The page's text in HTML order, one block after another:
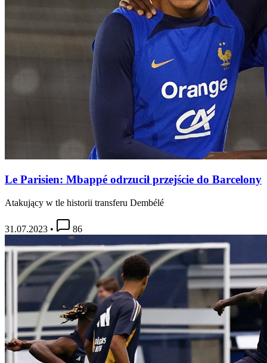
Le Parisien: Mbappé odrzucił przejście do Barcelony
Atakujący w tle historii transferu Dembélé
31.07.2023 • 86